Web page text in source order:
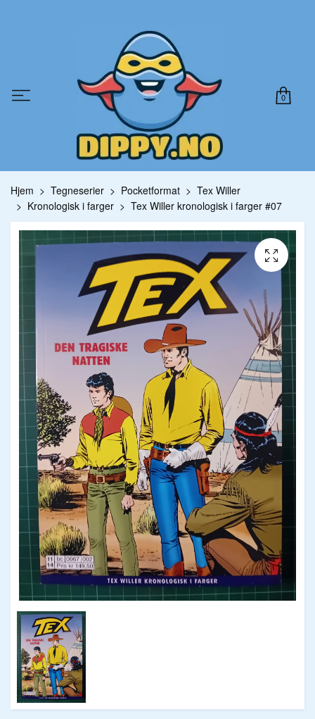
0
Hjem Tegneserier Pocketformat
Tex Willer
Kronologisk i farger
Tex Willer kronologisk i farger #07